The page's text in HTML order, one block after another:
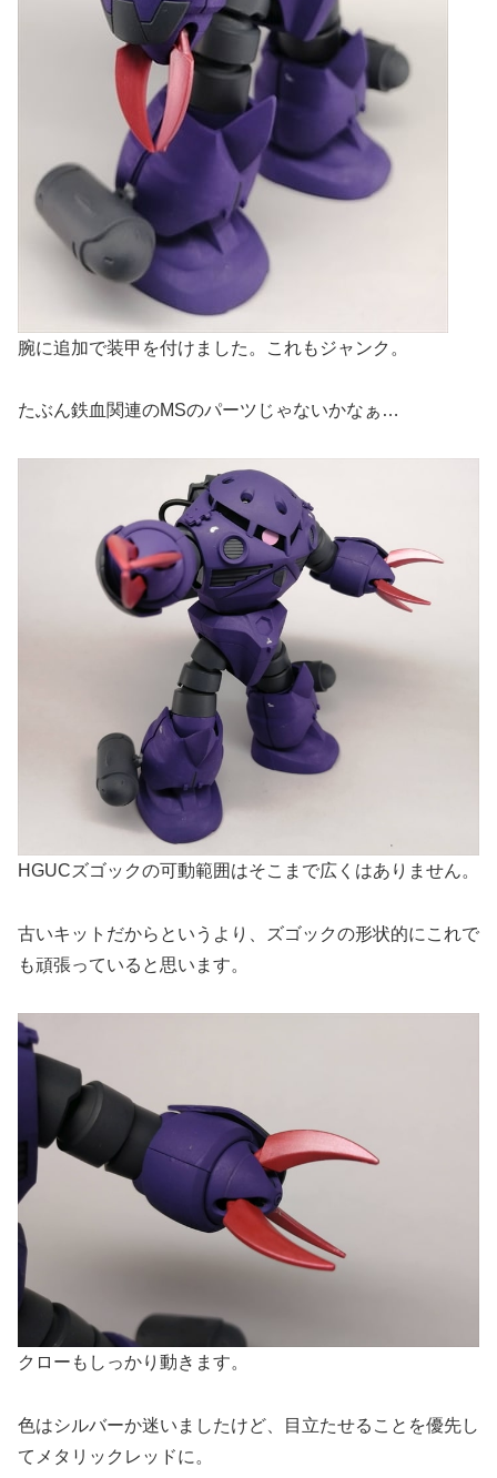
腕に追加で装甲を付けました。これもジャンク。
たぶん鉄血関連のMSのパーツじゃないかなぁ…
HGUCズゴックの可動範囲はそこまで広くはありません。
古いキットだからというより、ズゴックの形状的にこれで
も頑張っていると思います。
クローもしっかり動きます。
色はシルバーか迷いましたけど、目立たせることを優先し
てメタリックレッドに。